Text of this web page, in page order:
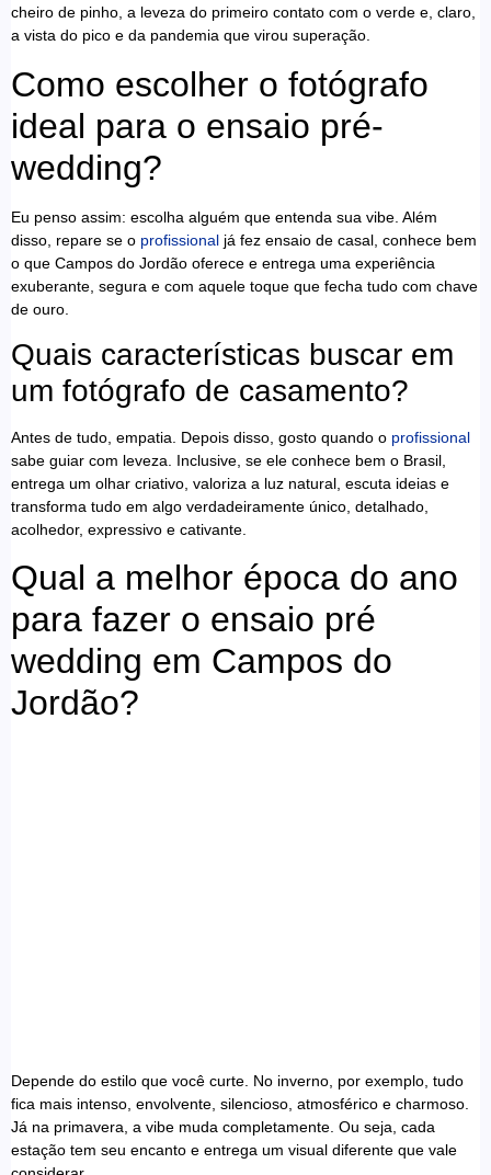
cheiro de pinho, a leveza do primeiro contato com o verde e, claro,
a vista do pico e da pandemia que virou superação.
Como escolher o fotógrafo
ideal para o ensaio pré-
wedding?
Eu penso assim: escolha alguém que entenda sua vibe. Além
disso, repare se o profissional já fez ensaio de casal, conhece bem
o que Campos do Jordão oferece e entrega uma experiência
exuberante, segura e com aquele toque que fecha tudo com chave
de ouro.
Quais características buscar em
um fotógrafo de casamento?
Antes de tudo, empatia. Depois disso, gosto quando o profissional
sabe guiar com leveza. Inclusive, se ele conhece bem o Brasil,
entrega um olhar criativo, valoriza a luz natural, escuta ideias e
transforma tudo em algo verdadeiramente único, detalhado,
acolhedor, expressivo e cativante.
Qual a melhor época do ano
para fazer o ensaio pré
wedding em Campos do
Jordão?
Depende do estilo que você curte. No inverno, por exemplo, tudo
fica mais intenso, envolvente, silencioso, atmosférico e charmoso.
Já na primavera, a vibe muda completamente. Ou seja, cada
estação tem seu encanto e entrega um visual diferente que vale